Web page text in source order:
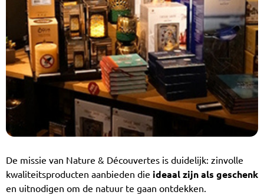
De missie van Nature & Découvertes is duidelijk: zinvolle
kwaliteitsproducten aanbieden die ideaal zijn als geschenk
en uitnodigen om de natuur te gaan ontdekken.